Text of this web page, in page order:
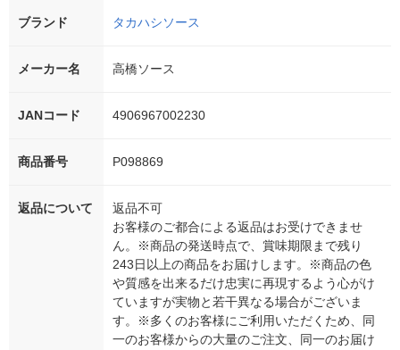
ブランド タカハシソース
メーカー名 高橋ソース
JANコード 4906967002230
商品番号 P098869
返品について
返品不可
お客様のご都合による返品はお受けできませ
ん。※商品の発送時点で、賞味期限まで残り
243日以上の商品をお届けします。※商品の色
や質感を出来るだけ忠実に再現するよう心がけ
ていますが実物と若干異なる場合がございま
す。※多くのお客様にご利用いただくため、同
一のお客様からの大量のご注文、同一のお届け